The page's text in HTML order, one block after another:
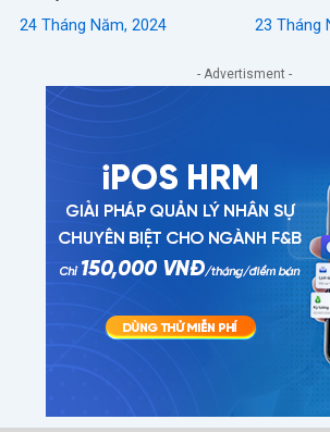
24 Tháng Năm, 2024 23 Tháng
- Advertisment -